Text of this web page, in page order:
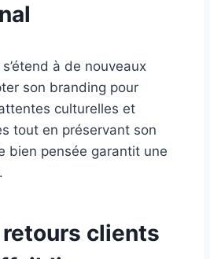
à de nouveaux
son branding pour
culturelles et
tout en préservant son
bien pensée garantit une
retours clients